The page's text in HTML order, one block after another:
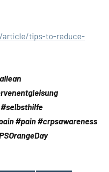
article/tips-to-reduce-
#pain #crpsawareness